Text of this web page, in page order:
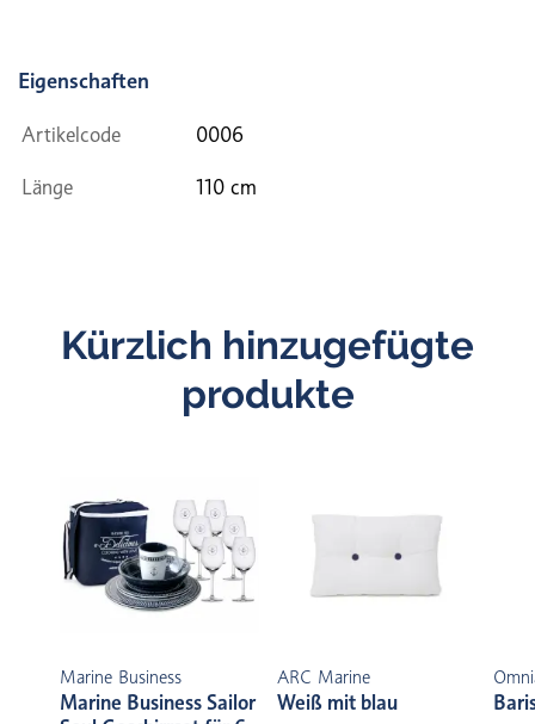
Eigenschaften
Artikelcode 0006
Länge 110 cm
Kürzlich hinzugefügte
produkte
Marine Business
Marine Business Sailor
ARC Marine
Weiß mit blau